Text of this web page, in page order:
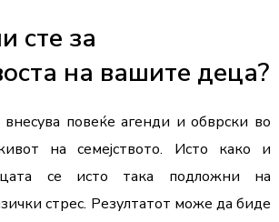
сте за
на вашите деца?
повеќе агенди и обврски во
на семејството. Исто како и
се исто така подложни на
стрес. Резултатот може да биде